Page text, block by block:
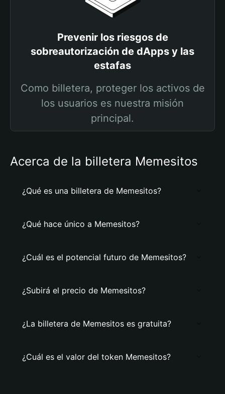
Prevenir los riesgos de
sobreautorización de dApps y las
estafas
Como billetera, proteger los activos de
los usuarios es nuestra misión
principal.
Acerca de la billetera Memesitos
¿Qué es una billetera de Memesitos?
¿Qué hace único a Memesitos?
¿Cuál es el potencial futuro de Memesitos?
¿Subirá el precio de Memesitos?
¿La billetera de Memesitos es gratuita?
¿Cuál es el valor del token Memesitos?